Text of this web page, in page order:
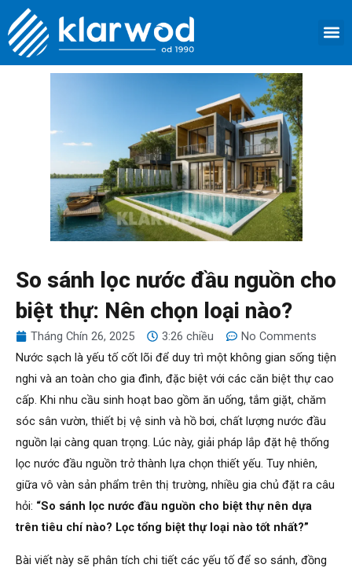
Nhảy
tới
nội
So sánh lọc nước đầu nguồn cho
biệt thự: Nên chọn loại nào?
Tháng Chín 26, 2025 3:26 chiều
No Comments
Nước sạch là yếu tố cốt lõi để duy trì một không gian sống tiện
nghi và an toàn cho gia đình, đặc biệt với các căn biệt thự cao
cấp. Khi nhu cầu sinh hoạt bao gồm ăn uống, tắm giặt, chăm
sóc sân vườn, thiết bị vệ sinh và hồ bơi, chất lượng nước đầu
nguồn lại càng quan trọng. Lúc này, giải pháp lắp đặt hệ thống
lọc nước đầu nguồn trở thành lựa chọn thiết yếu. Tuy nhiên,
giữa vô vàn sản phẩm trên thị trường, nhiều gia chủ đặt ra câu
hỏi: “So sánh lọc nước đầu nguồn cho biệt thự nên dựa
trên tiêu chí nào? Lọc tổng biệt thự loại nào tốt nhất?”
Bài viết này sẽ phân tích chi tiết các yếu tố để so sánh, đồng